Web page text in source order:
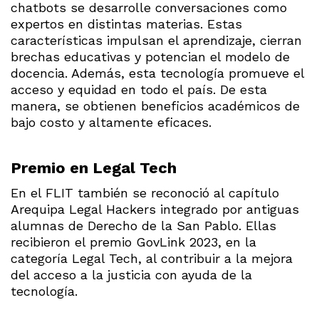
chatbots se desarrolle conversaciones como
expertos en distintas materias. Estas
características impulsan el aprendizaje, cierran
brechas educativas y potencian el modelo de
docencia. Además, esta tecnología promueve el
acceso y equidad en todo el país. De esta
manera, se obtienen beneficios académicos de
bajo costo y altamente eficaces.
Premio en Legal Tech
En el FLIT también se reconoció al capítulo
Arequipa Legal Hackers integrado por antiguas
alumnas de Derecho de la San Pablo. Ellas
recibieron el premio GovLink 2023, en la
categoría Legal Tech, al contribuir a la mejora
del acceso a la justicia con ayuda de la
tecnología.